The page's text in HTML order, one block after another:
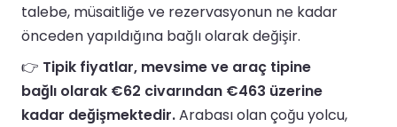
talebe, müsaitliğe ve rezervasyonun ne kadar
önceden yapıldığına bağlı olarak değişir.
👉 Tipik fiyatlar, mevsime ve araç tipine
bağlı olarak €62 civarından €463 üzerine
kadar değişmektedir.Arabası olan çoğu yolcu,